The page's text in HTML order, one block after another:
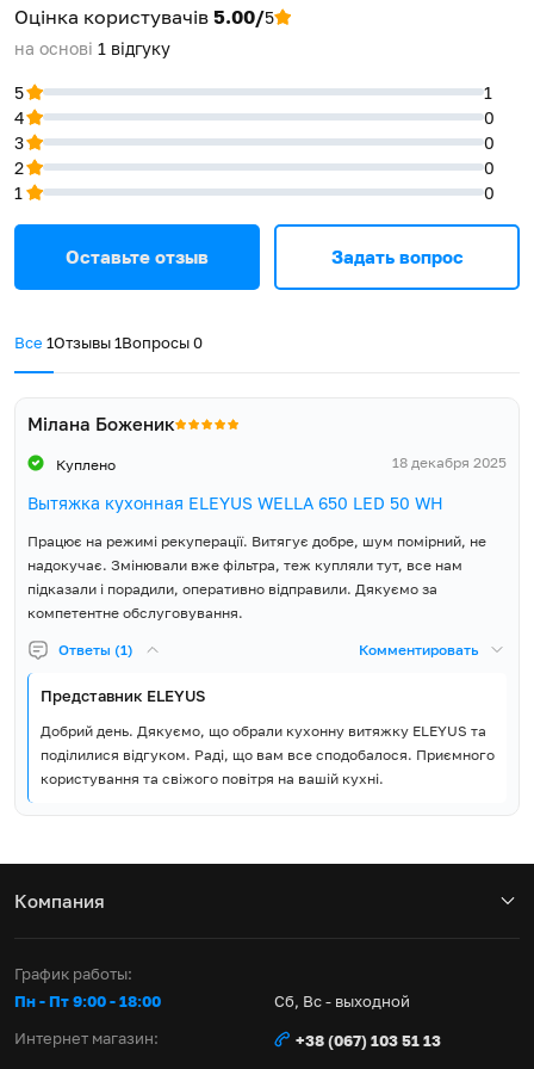
Гарантия, мес.
Витяжка, Інструкція,
Гарантійний талон, Зворотній
клапан, Пластмасовий
перехідник патрубка з
Ø150мм на Ø120мм,
5років повної гарантії
Компанія ELEYUS впевнена в якості та надійності кухонної
техніки, тому надає 5 років повної гарантії виробника та
забезпечує широку і доступну мережу сервісних центрів у
регіонах України.
Все 1Отзывы1Вопросы0
Мілана Боженик
Куплено 18 декабря 2025
Вытяжка кухонная ELEYUS WELLA 650 LED 50 WH
Працює на режимі рекуперації. Витягує добре, шум помірний, не
надокучає. Змінювали вже фільтра, теж купляли тут, все нам
підказали і порадили, оперативно відправили. Дякуємо за
компетентне обслуговування.
Ответы (1) Комментировать
Представник ELEYUS
Добрий день. Дякуємо, що обрали кухонну витяжку ELEYUS та
поділилися відгуком. Раді, що вам все сподобалося. Приємного
користування та свіжого повітря на вашій кухні.
Оцінка користувачів 5.00/5
на основі 1 відгуку
5
1
4
0
3
0
2
0
1
0
Оставьте отзыв Задать вопрос
Компания
График работы:
Пн - Пт 9:00 - 18:00
Сб, Вс - выходной
Интернет магазин:
+38 (067) 103 51 13